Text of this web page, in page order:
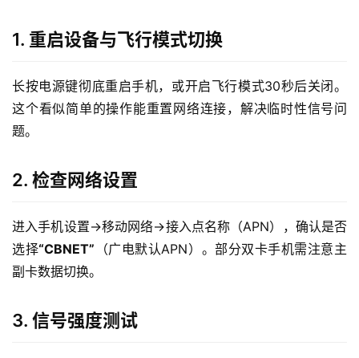
1. 重启设备与飞行模式切换
长按电源键彻底重启手机，或开启飞行模式30秒后关闭。
这个看似简单的操作能重置网络连接，解决临时性信号问
题。
2. 检查网络设置
进入手机设置→移动网络→接入点名称（APN），确认是否
选择“CBNET” （广电默认APN）。部分双卡手机需注意主
副卡数据切换。
3. 信号强度测试